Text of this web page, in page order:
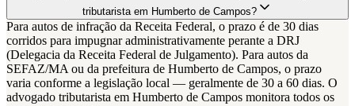
tributarista em Humberto de Campos?
Para autos de infração da Receita Federal, o prazo é de 30 dias
corridos para impugnar administrativamente perante a DRJ
(Delegacia da Receita Federal de Julgamento). Para autos da
SEFAZ/MA ou da prefeitura de Humberto de Campos, o prazo
varia conforme a legislação local — geralmente de 30 a 60 dias. O
advogado tributarista em Humberto de Campos monitora todos os